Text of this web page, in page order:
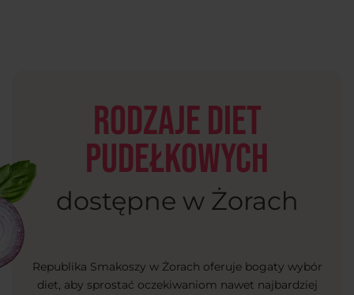
Rodzaje diet
pudełkowych
dostępne w Żorach
Republika Smakoszy w Żorach oferuje bogaty wybór
diet, aby sprostać oczekiwaniom nawet najbardziej